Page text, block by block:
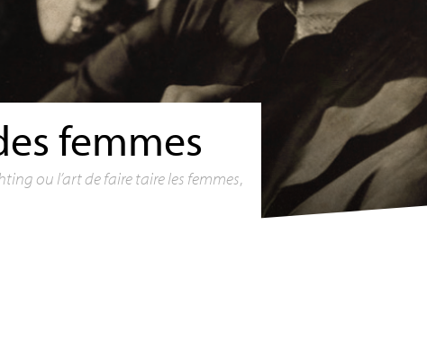
femmes
ou l’art de faire taire les femmes,